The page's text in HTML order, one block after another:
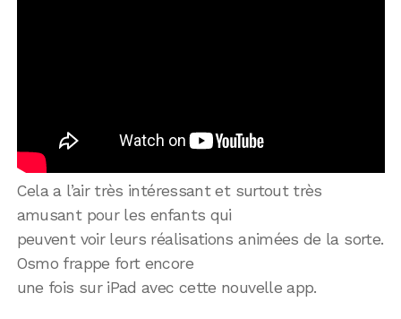
Cela a l’air très intéressant et surtout très
amusant pour les enfants qui
peuvent voir leurs réalisations animées de la sorte.
Osmo frappe fort encore
une fois sur iPad avec cette nouvelle app.